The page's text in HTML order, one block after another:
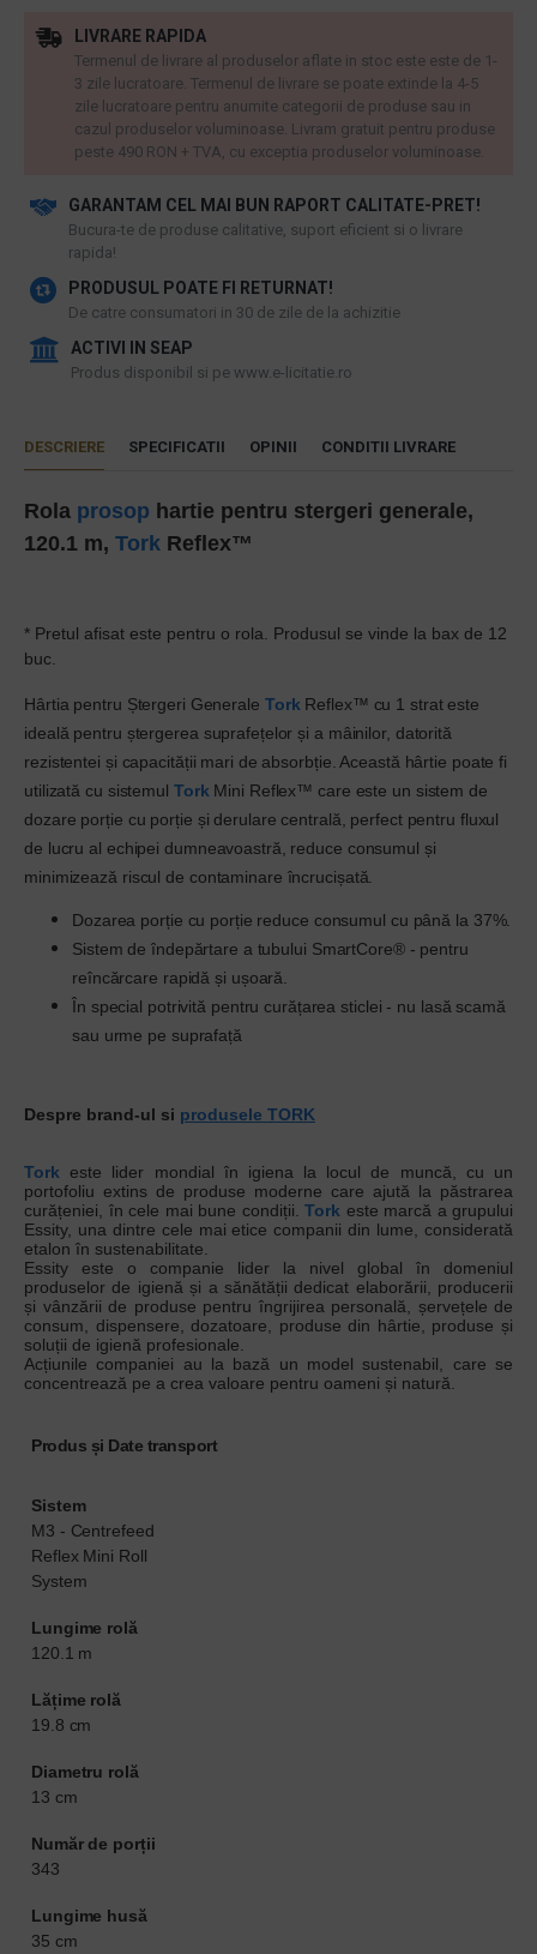
GARANTAM CEL MAI BUN RAPORT CALITATE-PRET!
​Bucura-te de produse calitative, suport eficient si o livrare
rapida!
PRODUSUL POATE FI RETURNAT!
De catre consumatori in 30 de zile de la achizitie
ACTIVI IN SEAP
Produs disponibil si pe www.e-licitatie.ro
LIVRARE RAPIDA
Termenul de livrare al produselor aflate in stoc este este de 1-
3 zile lucratoare. Termenul de livrare se poate extinde la 4-5
zile lucratoare pentru anumite categorii de produse sau in
cazul produselor voluminoase. Livram gratuit pentru produse
peste 490 RON + TVA, cu exceptia produselor voluminoase.
DESCRIERE SPECIFICATII OPINII CONDITII LIVRARE
Rola prosop hartie pentru stergeri generale,
120.1 m, Tork Reflex™
* Pretul afisat este pentru o rola. Produsul se vinde la bax de 12
buc.
Hârtia pentru Ștergeri Generale Tork Reflex™ cu 1 strat este
ideală pentru ștergerea suprafețelor și a mâinilor, datorită
rezistentei și capacității mari de absorbție. Această hârtie poate fi
utilizată cu sistemul Tork Mini Reflex™ care este un sistem de
dozare porție cu porție și derulare centrală, perfect pentru fluxul
de lucru al echipei dumneavoastră, reduce consumul și
minimizează riscul de contaminare încrucișată.
Dozarea porție cu porție reduce consumul cu până la 37%.
Sistem de îndepărtare a tubului SmartCore® - pentru
reîncărcare rapidă și ușoară.
În special potrivită pentru curățarea sticlei - nu lasă scamă
sau urme pe suprafață
Despre brand-ul si produsele TORK
Tork este lider mondial în igiena la locul de muncă, cu un
portofoliu extins de produse moderne care ajută la păstrarea
curățeniei, în cele mai bune condiții. Tork este marcă a grupului
Essity, una dintre cele mai etice companii din lume, considerată
etalon în sustenabilitate.
Essity este o companie lider la nivel global în domeniul
produselor de igienă și a sănătății dedicat elaborării, producerii
și vânzării de produse pentru îngrijirea personală, șervețele de
consum, dispensere, dozatoare, produse din hârtie, produse și
soluții de igienă profesionale.
Acțiunile companiei au la bază un model sustenabil, care se
concentrează pe a crea valoare pentru oameni și natură.
Produs și Date transport
Sistem
M3 - Centrefeed
Reflex Mini Roll
System
Lungime rolă
120.1 m
Lățime rolă
19.8 cm
Diametru rolă
13 cm
Număr de porții
343
Lungime husă
35 cm